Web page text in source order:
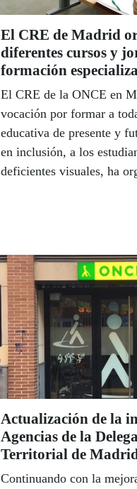
El CRE de Madrid
diferentes cursos y
formación
El CRE de la ONCE en
vocación por formar a
educativa de presente y
en inclusión, a los
deficientes visuales, ha
Actualización de la
Agencias de la
Territorial de
Continuando con la